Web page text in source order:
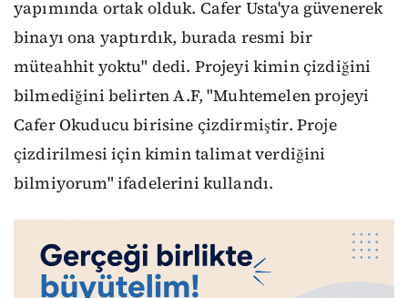
yapımında ortak olduk. Cafer Usta'ya güvenerek
binayı ona yaptırdık, burada resmi bir
müteahhit yoktu" dedi. Projeyi kimin çizdiğini
bilmediğini belirten A.F, "Muhtemelen projeyi
Cafer Okuducu birisine çizdirmiştir. Proje
çizdirilmesi için kimin talimat verdiğini
bilmiyorum" ifadelerini kullandı.